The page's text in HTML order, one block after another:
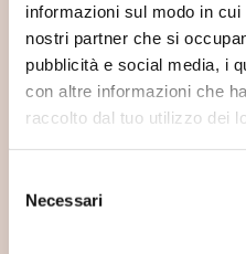
informazioni sul modo in
nostri partner che si
pubblicità e social media, i
con altre informazioni che
raccolto dal tuo utilizzo dei
delNecessari
Bastoncini di